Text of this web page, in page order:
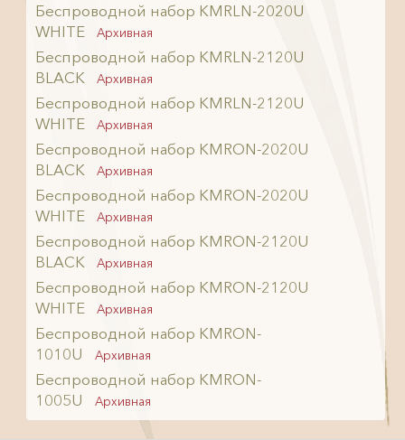
Беспроводной набор KMRLN-2020U
WHITE
Архивная
Беспроводной набор KMRLN-2120U
BLACK
Архивная
Беспроводной набор KMRLN-2120U
WHITE
Архивная
Беспроводной набор KMRON-2020U
BLACK
Архивная
Беспроводной набор KMRON-2020U
WHITE
Архивная
Беспроводной набор KMRON-2120U
BLACK
Архивная
Беспроводной набор KMRON-2120U
WHITE
Архивная
Беспроводной набор KMRON-
1010U
Архивная
Беспроводной набор KMRON-
1005U
Архивная